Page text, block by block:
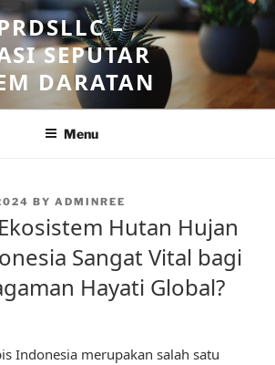
–
SEPUTAR
DARATAN
Menu
BY ADMINREE
Hutan Hujan
Sangat Vital bagi
Hayati Global?
Indonesia merupakan salah satu